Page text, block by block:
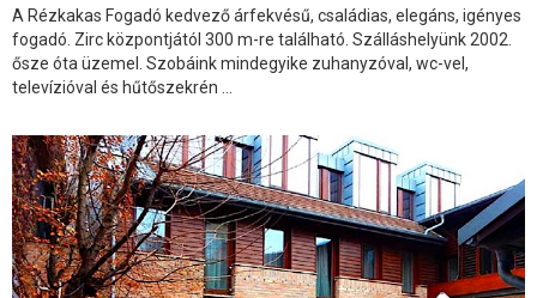
A Rézkakas Fogadó kedvező árfekvésű, családias, elegáns, igényes
fogadó. Zirc központjától 300 m-re található. Szálláshelyünk 2002.
ősze óta üzemel. Szobáink mindegyike zuhanyzóval, wc-vel,
televízióval és hűtőszekrén ...